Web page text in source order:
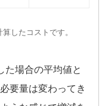
したコストです。
た場合の平均値と
要量は変わってき